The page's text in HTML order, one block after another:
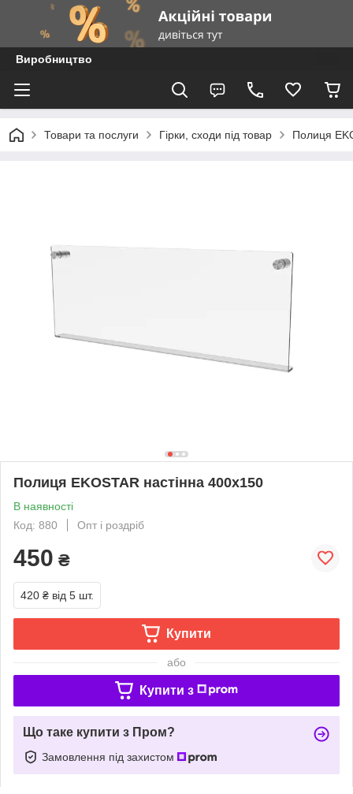
Виробництво
Товари та послуги Гірки, сходи під товар Полиця
Полиця EKOSTAR настінна 400х150
В наявності
Код: 880
Опт і роздріб
450 ₴
420 ₴ від 5 шт.
Купити
або
Купити з
Що таке купити з Пром?
Замовлення під захистом